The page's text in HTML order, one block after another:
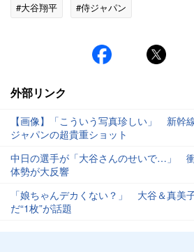
#大谷翔平
#侍ジャパン
外部リンク
【画像】「こういう写真珍しい」 新幹
ジャパンの超貴重ショット
中日の選手が「大谷さんのせいで…」
体勢が大反響
「娘ちゃんデカくない？」 大谷＆真美
だ“1枚”が話題